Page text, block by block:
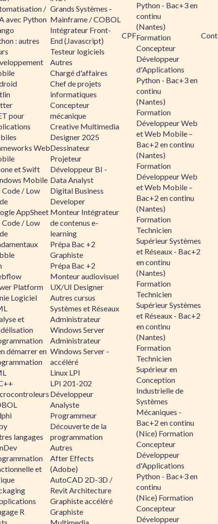
/
avec Python
: autres
pour
Web
et Swift
Mobile
/ Low
AppSheet
/ Low
Platform
Logiciel
et
démarrer en
langages
et
R
Grands Systèmes -
Mainframe / COBOL
Intégrateur Front-
End (Javascript)
Testeur logiciels
Autres
Chargé d'affaires
Chef de projets
informatiques
Concepteur
mécanique
Creative Multimedia
Designer 2025
Dessinateur
Projeteur
Développeur BI -
Data Analyst
Digital Business
Developer
Monteur Intégrateur
de contenus e-
learning
Prépa Bac +2
Graphiste
Prépa Bac +2
Monteur audiovisuel
UX/UI Designer
Autres cursus
Systèmes et Réseaux
Administrateur
Windows Server
Administrateur
Windows Server -
accéléré
Linux LPI
LPI 201-202
Développeur
Analyste
Programmeur
Découverte de la
programmation
Autres
After Effects
(Adobe)
AutoCAD 2D-3D /
Revit Architecture
Graphiste accéléré
Graphiste
CPF
Python - Bac+3 en
continu
(Nantes)
Formation
Concepteur
Développeur
d'Applications
Python - Bac+3 en
continu
(Nantes)
Formation
Développeur Web
et Web Mobile –
Bac+2 en continu
(Nantes)
Formation
Développeur Web
et Web Mobile –
Bac+2 en continu
(Nantes)
Formation
Technicien
Supérieur Systèmes
et Réseaux - Bac+2
en continu
(Nantes)
Formation
Technicien
Supérieur Systèmes
et Réseaux - Bac+2
en continu
(Nantes)
Formation
Technicien
Supérieur en
Conception
Industrielle de
Systèmes
Mécaniques -
Bac+2 en continu
(Nice) Formation
Concepteur
Développeur
d'Applications
Python - Bac+3 en
continu
(Nice) Formation
Concepteur
Développeur